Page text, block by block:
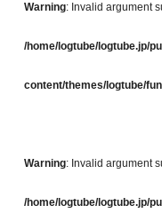
Warning: Invalid argument
/home/logtube/logtube.jp/
content/themes/logtube/
Warning: Invalid argument
/home/logtube/logtube.jp/